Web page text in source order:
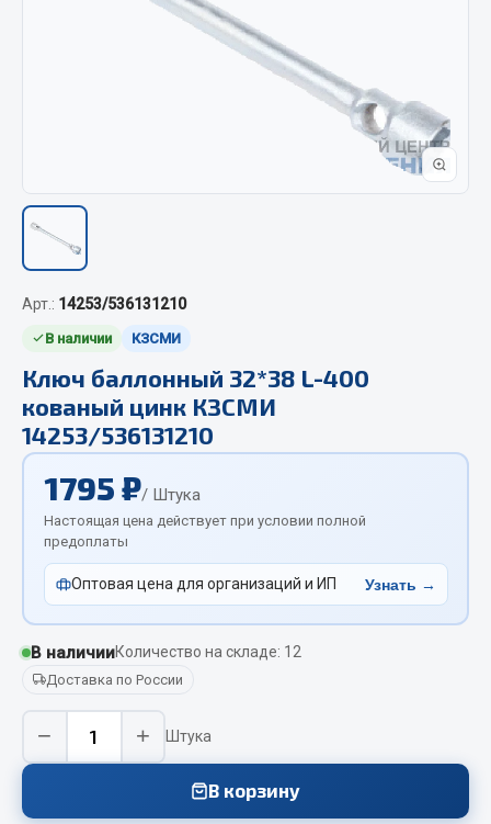
Автономные воздушные отопители
Отопители салона
Автотовары
Автозвук
Автокаталоги
Аксессуары автомобильные
Аптечки и знаки автомобильные
Брызговики
Вентиляторы кабины
Вымпела
Смазочные материалы
Арт.: 14253/536131210
В наличии КЗСМИ
Ключ баллонный 32*38 L-400
кованый цинк КЗСМИ
14253/536131210
1795 ₽/ Штука
Настоящая цена действует при условии полной
предоплаты
Оптовая цена для организаций и ИП Узнать →
В наличииКоличество на складе: 12
Доставка по России
− + Штука
В корзину